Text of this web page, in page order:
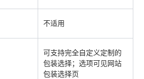
不适用
可支持完全自定义定制的
包装选择；选项可见网站
包装选择页